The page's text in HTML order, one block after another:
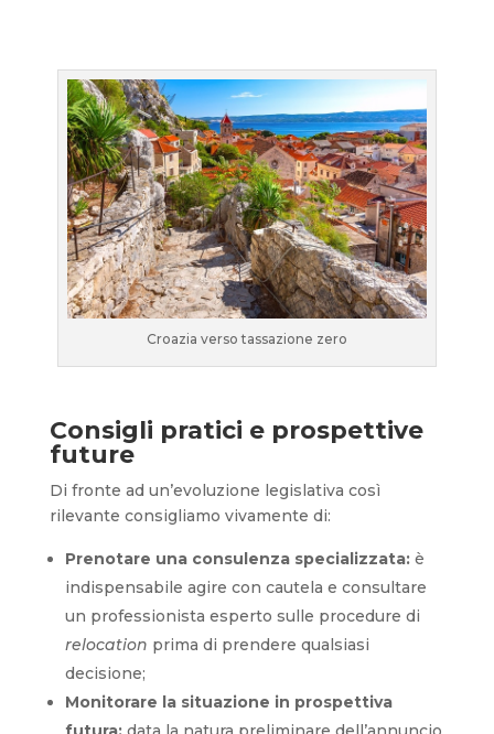
Croazia verso tassazione zero
Consigli pratici e prospettive
future
Di fronte ad un’evoluzione legislativa così
rilevante consigliamo vivamente di:
Prenotare una consulenza specializzata:è
indispensabile agire con cautela e consultare
un professionista esperto sulle procedure di
relocation prima di prendere qualsiasi
decisione;
Monitorare la situazione in prospettiva